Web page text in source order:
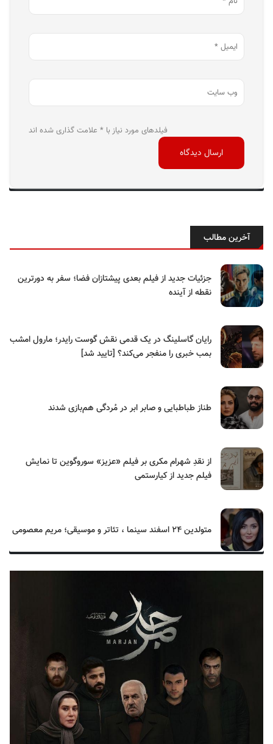
فیلدهای مورد نیاز با * علامت گذاری شده اند
آخرین مطالب
جزئیات جدید از فیلم بعدی پیشتازان فضا؛ سفر به دورترین
نقطه از آینده
رایان گاسلینگ در یک قدمی نقش گوست رایدر؛ مارول امشب
بمب خبری را منفجر می‌کند؟ [تایید شد]
طناز طباطبایی و صابر ابر در مُردگی هم‌بازی شدند
از نقدِ شهرام مکری بر فیلم «عزیز» سوروگوین تا نمایش
فیلم جدید از کیارستمی
متولدین ۲۴ اسفند سینما ، تئاتر و موسیقی؛ مریم معصومی